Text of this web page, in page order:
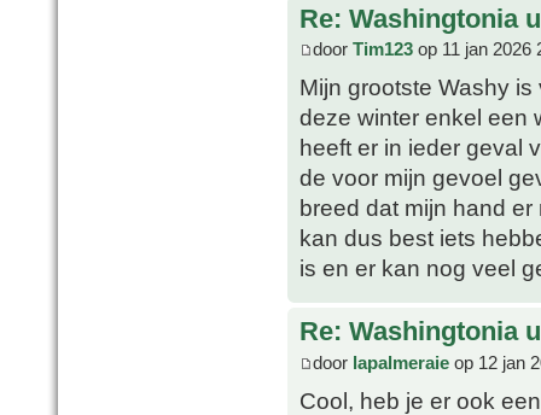
Re: Washingtonia
door Tim123 op 11 jan 2026
Mijn grootste Washy
deze winter enkel een
heeft er in ieder geval
de voor mijn gevoel
breed dat mijn hand
kan dus best iets
is en er kan nog veel
Re: Washingtonia
door lapalmeraie op 12 jan
Cool, heb je er ook